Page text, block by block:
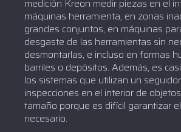
medición Kreon medir piezas en el
máquinas herramienta, en zonas
grandes conjuntos, en máquinas
desgaste de las herramientas sin
desmontarlas, e incluso en formas
barriles o depósitos. Además, es
los sistemas que utilizan un
inspecciones en el interior de
tamaño porque es difícil garantizar
necesario.